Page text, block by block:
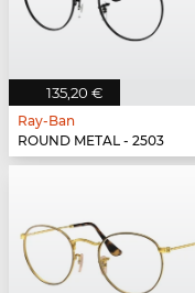
135,20 €
Ray-Ban
ROUND METAL - 2503